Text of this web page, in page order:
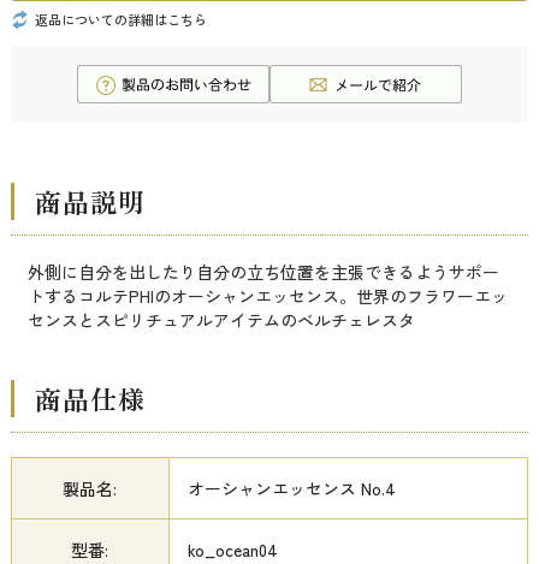
返品についての詳細はこちら
商品説明
外側に自分を出したり自分の立ち位置を主張できるようサポー
トするコルテPHIのオーシャンエッセンス。世界のフラワーエッ
センスとスピリチュアルアイテムのベルチェレスタ
商品仕様
製品名: オーシャンエッセンス No.4
型番: ko_ocean04